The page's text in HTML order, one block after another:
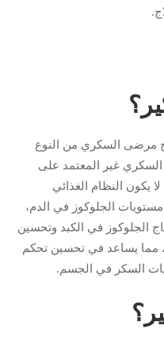
مرضى السكري من النوع
غير المعتمد على
يكون النظام الغذائي
الجلوكوز في الدم،
الجلوكوز في الكبد وتحسين
مما يساعد في تحسين تحكم
السكر في الجسم.